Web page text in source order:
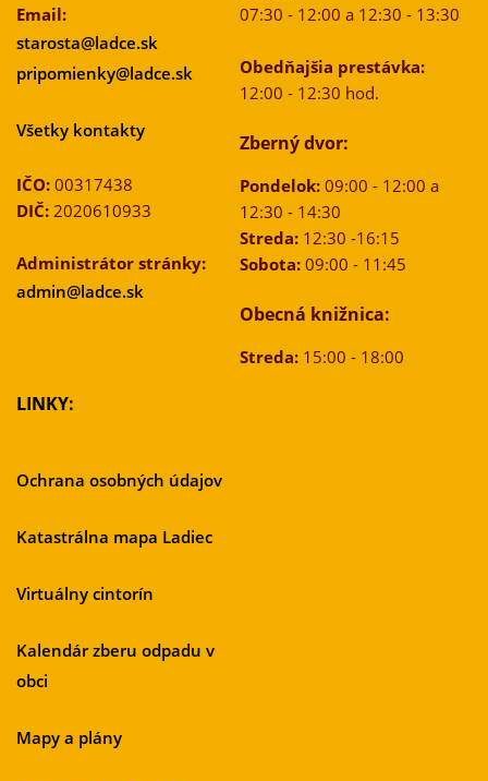
Email:
starosta@ladce.sk
pripomienky@ladce.sk
Všetky kontakty
IČO: 00317438
DIČ: 2020610933
Administrátor stránky:
admin@ladce.sk
07:30 - 12:00 a 12:30 - 13:30
Obedňajšia prestávka:
12:00 - 12:30 hod.
Zberný dvor:
Pondelok:09:00 - 12:00 a
12:30 - 14:30
Streda:12:30 -16:15
Sobota:09:00 - 11:45
Obecná knižnica:
Streda:15:00 - 18:00
LINKY:
Ochrana osobných údajov
Katastrálna mapa Ladiec
Virtuálny cintorín
Kalendár zberu odpadu v
obci
Mapy a plány